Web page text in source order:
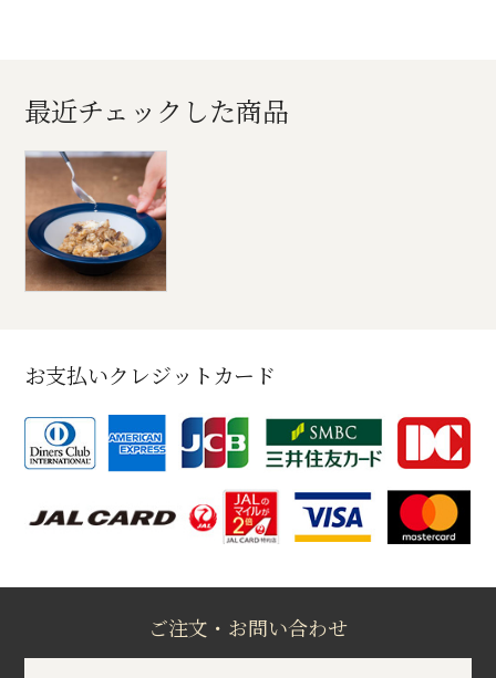
最近チェックした商品
お支払いクレジットカード
ご注文・お問い合わせ